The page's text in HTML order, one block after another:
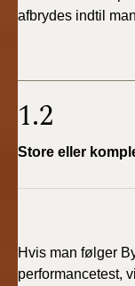
afbrydes indtil
1.2
Store eller
Hvis man følger
performancetest,